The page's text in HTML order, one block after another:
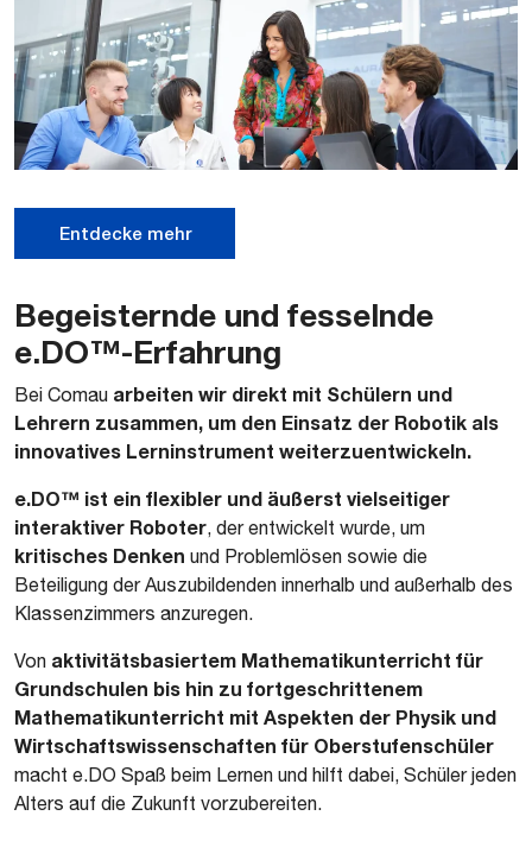
Entdecke mehr
Begeisternde und fesselnde
e.DO™-Erfahrung
Bei Comau arbeiten wir direkt mit Schülern und
Lehrern zusammen, um den Einsatz der Robotik als
innovatives Lerninstrument weiterzuentwickeln.
e.DO™ ist ein flexibler und äußerst vielseitiger
interaktiver Roboter, der entwickelt wurde, um
kritisches Denken und Problemlösen sowie die
Beteiligung der Auszubildenden innerhalb und außerhalb des
Klassenzimmers anzuregen.
Von aktivitätsbasiertem Mathematikunterricht für
Grundschulen bis hin zu fortgeschrittenem
Mathematikunterricht mit Aspekten der Physik und
Wirtschaftswissenschaften für Oberstufenschüler
macht e.DO Spaß beim Lernen und hilft dabei, Schüler jeden
Alters auf die Zukunft vorzubereiten.